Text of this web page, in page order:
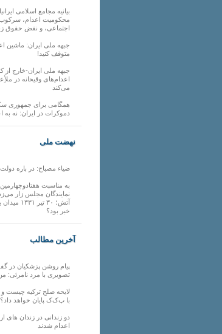
بیانیه مجامع اسلامی
محکومیت اعدام،
اجتماعی، و نقض حقوق
جبهه ملی ایران: ماشین
متوقف کنید!
جبهه ملی ایران-خارج از
اعدام‌های وقیحانه در
می‌کند
همگامی برای جمهوری
دموکرات در ایران: نه به
نهضت ملی
ضیاء مصباح: در باره
به مناسبت
نمایندگان مجلس زار
آتش؛ ۳۰ تیر
خبر بود؟
آخرین مطالب
پیام روشن پزشکیان در
تصویری با مرد نامرئی:
لایحه صلح ترکیه چیست و
با پ‌ک‌ک پایان خواهد داد؟
دو زندانی در زندان های
اعدام شدند